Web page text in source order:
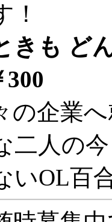
！
きも ど
の企業
二人の
いOL百